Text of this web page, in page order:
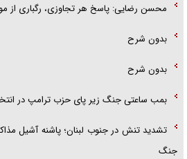
محسن رضایی: پاسخ هر تجاوزی، رگباری از
بدون شرح
بدون شرح
بمب ساعتی جنگ زیر پای حزب ترام‍پ در
تشدید تنش در جنوب لبنان؛ پاشنه آشیل
جنگ